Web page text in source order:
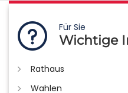
Für Sie
Wichtige
Rathaus
Wahlen